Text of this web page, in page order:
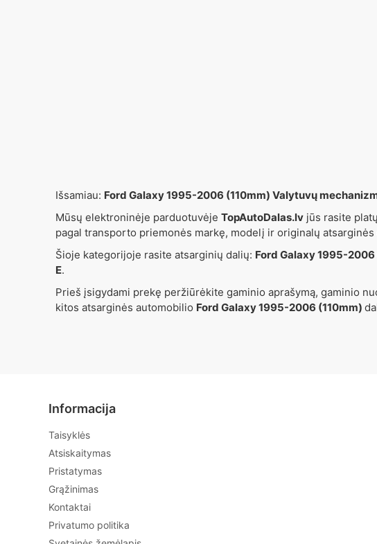
Išsamiau: Ford Galaxy 1995-2006 (110mm) Valytuvų
Mūsų elektroninėje parduotuvėje TopAutoDalas.lv jūs rasite
pagal transporto priemonės markę, modelį ir originalų atsarginės
Šioje kategorijoje rasite atsarginių dalių: Ford Galaxy 1995-
E.
Prieš įsigydami prekę peržiūrėkite gaminio aprašymą, gaminio
kitos atsarginės automobilio Ford Galaxy 1995-2006 (110mm)
Informacija
Taisyklės
Atsiskaitymas
Pristatymas
Grąžinimas
Kontaktai
Privatumo politika